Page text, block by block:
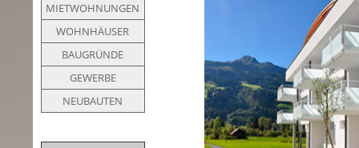
MIETWOHNUNGEN
WOHNHÄUSER
BAUGRÜNDE
GEWERBE
NEUBAUTEN